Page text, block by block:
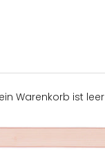
Warenkorb ist leer